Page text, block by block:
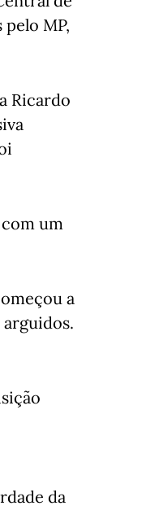
MP,
Ricardo
um
a
arguidos.
da